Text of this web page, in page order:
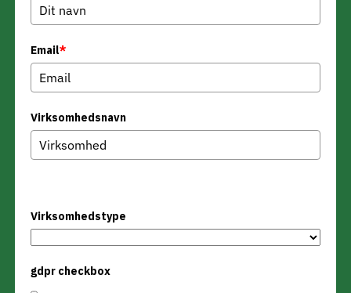
Email*
Virksomhedsnavn
Virksomhedstype
gdpr checkbox